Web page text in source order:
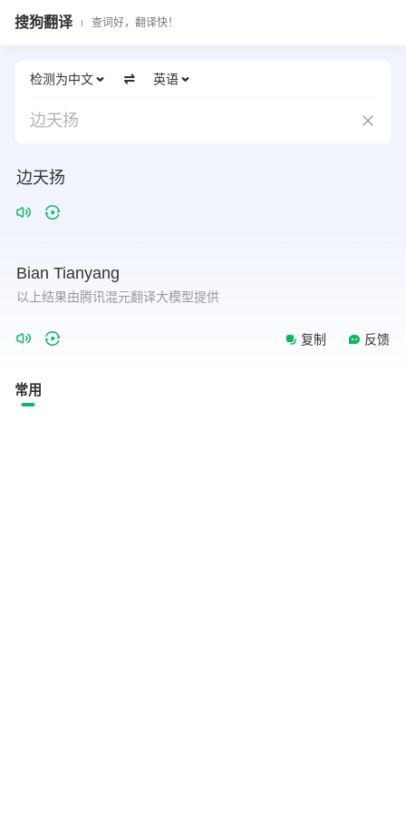
搜狗翻译 查词好，翻译快！
检测为中文 英语
边天扬
边天扬
Bian Tianyang
以上结果由腾讯混元翻译大模型提供
复制 反馈
常用